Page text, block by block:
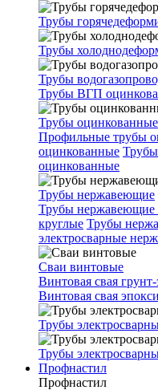
Трубы
Трубы
Трубы
Трубы ВГП
Трубы оцинкованные
Профильные трубы
оцинкованные Трубы
оцинкованные
Трубы нержавеющие
Трубы нержавеющие
круглые Трубы
электросварные
Сваи винтовые
Винтовая свая
Винтовая свая
Трубы
Трубы
Профнастил
Профнастил